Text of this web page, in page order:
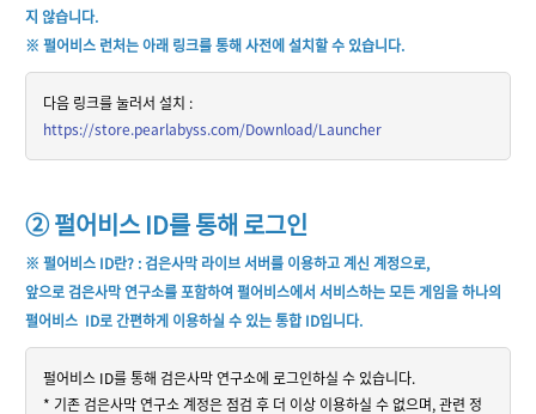
지 않습니다.
※ 펄어비스 런처는 아래 링크를 통해 사전에 설치할 수 있습니다.
다음 링크를 눌러서 설치 :
https://store.pearlabyss.com/Download/Launcher
② 펄어비스 ID를 통해 로그인
※ 펄어비스 ID란? : 검은사막 라이브 서버를 이용하고 계신 계정으로,
앞으로 검은사막 연구소를 포함하여 펄어비스에서 서비스하는 모든 게임을 하나의
펄어비스 ID로 간편하게 이용하실 수 있는 통합 ID입니다.
펄어비스 ID를 통해 검은사막 연구소에 로그인하실 수 있습니다.
* 기존 검은사막 연구소 계정은 점검 후 더 이상 이용하실 수 없으며, 관련 정